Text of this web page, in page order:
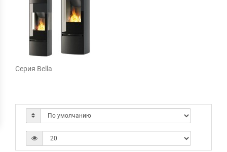
Cерия Bella